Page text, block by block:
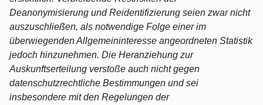
Deanonymisierung und Reidentifizierung seien zwar nicht
auszuschließen, als notwendige Folge einer im
überwiegenden Allgemeininteresse angeordneten Statistik
jedoch hinzunehmen. Die Heranziehung zur
Auskunftserteilung verstoße auch nicht gegen
datenschutzrechtliche Bestimmungen und sei
insbesondere mit den Regelungen der